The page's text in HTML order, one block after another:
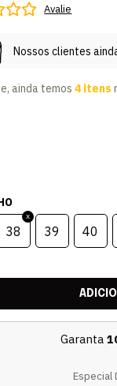
Avalie
Nossos clientes
ainda temos 4 itens
38 39 40
Garanta
Especial